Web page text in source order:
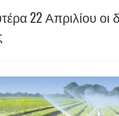
22 Απριλίου